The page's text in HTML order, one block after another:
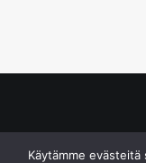
Käytämme